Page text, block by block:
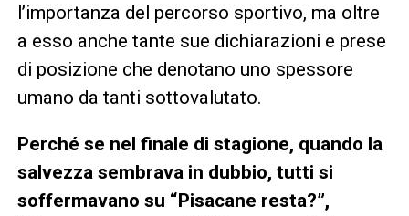
l’importanza del percorso sportivo, ma oltre
a esso anche tante sue dichiarazioni e prese
di posizione che denotano uno spessore
umano da tanti sottovalutato.
Perché se nel finale di stagione, quando la
salvezza sembrava in dubbio, tutti si
soffermavano su “Pisacane resta?”,